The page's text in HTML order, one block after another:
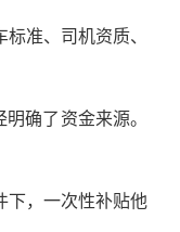
准、司机资质、
确了资金来源。
，一次性补贴他